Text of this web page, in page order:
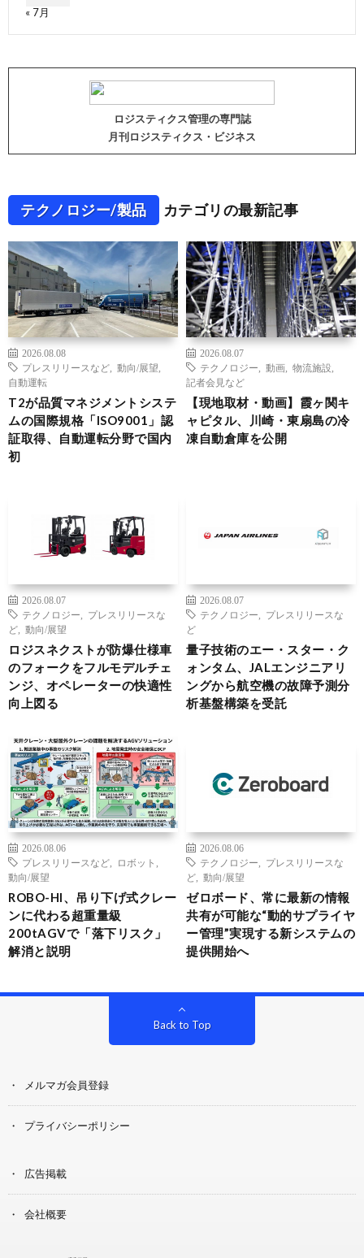
« 7月
ロジスティクス管理の専門誌
月刊ロジスティクス・ビジネス
テクノロジー/製品 カテゴリの最新記事
2026.08.08
プレスリリースなど
動向/展望
自動運転
T2が品質マネジメントシステ
ムの国際規格「ISO9001」認
証取得、自動運転分野で国内
初
2026.08.07
テクノロジー
動画 物流施設
記者会見など
【現地取材・動画】霞ヶ関キ
ャピタル、川崎・東扇島の冷
凍自動倉庫を公開
2026.08.07
テクノロジー
プレスリリースな
ど
動向/展望
ロジスネクストが防爆仕様車
のフォークをフルモデルチェ
ンジ、オペレーターの快適性
向上図る
2026.08.07
テクノロジー
プレスリリースな
ど
量子技術のエー・スター・ク
ォンタム、JALエンジニアリ
ングから航空機の故障予測分
析基盤構築を受託
2026.08.06
プレスリリースなど
ロボット
動向/展望
ROBO-HI、吊り下げ式クレー
ンに代わる超重量級
200tAGVで「落下リスク」
解消と説明
2026.08.06
テクノロジー
プレスリリースな
ど
動向/展望
ゼロボード、常に最新の情報
共有が可能な“動的サプライヤ
ー管理”実現する新システムの
提供開始へ
Back to Top
メルマガ会員登録
プライバシーポリシー
広告掲載
会社概要